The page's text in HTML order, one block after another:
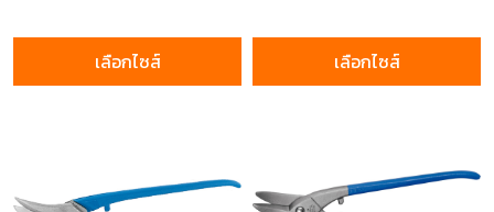
เลือกไซส์ เลือกไซส์